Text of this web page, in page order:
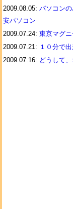
2009.08.05: パソコン
安パソコン
2009.07.24: 東京マグ
2009.07.21: １０分で
2009.07.16: どうして